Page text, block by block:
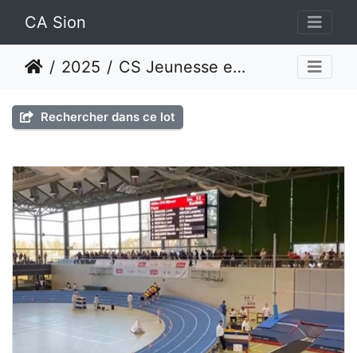
CA Sion
2025 CS Jeunesse en salle Février 2025 - Macolin
Rechercher dans ce lot